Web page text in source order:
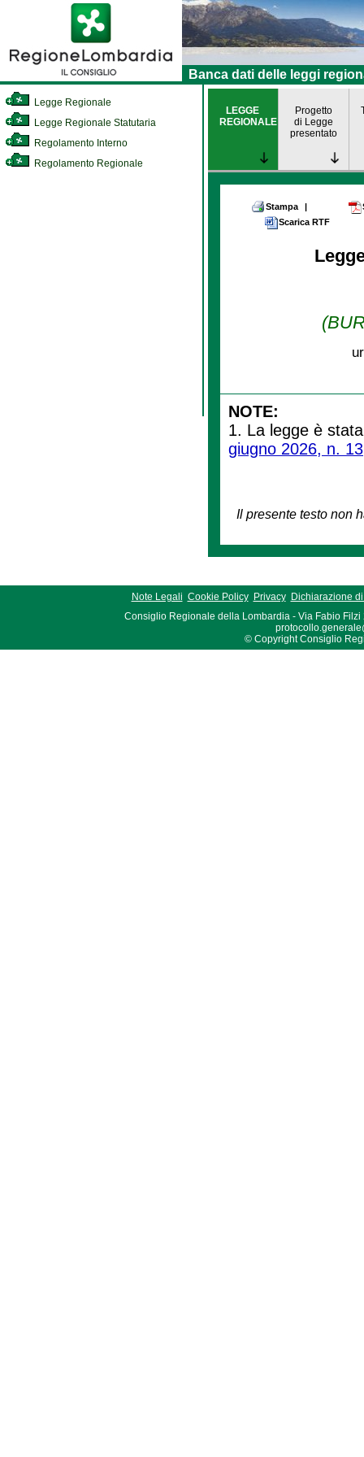
Banca dati delle leggi
Legge Regionale
Legge Regionale Statutaria
Regolamento Interno
Regolamento Regionale
LEGGE
REGIONALE
Progetto
di Legge
presentato
Stampa |
Scarica RTF
NOTE:
1. La legge è
giugno 2026, n. 13
Il presente testo non
Note Legali Cookie Policy Privacy Dichiarazione
Consiglio Regionale della Lombardia - Via Fabio Filzi
© Copyright Consiglio